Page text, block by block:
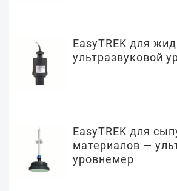
EasyTREK для
ультразвуковой
EasyTREK для
материалов —
уровнемер